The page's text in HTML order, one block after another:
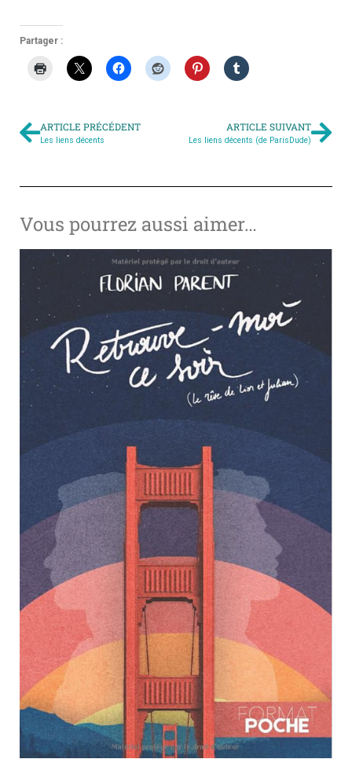
Partager :
ARTICLE PRÉCÉDENT
Les liens décents
ARTICLE SUIVANT
Les liens décents (de ParisDude)
Vous pourrez aussi aimer…